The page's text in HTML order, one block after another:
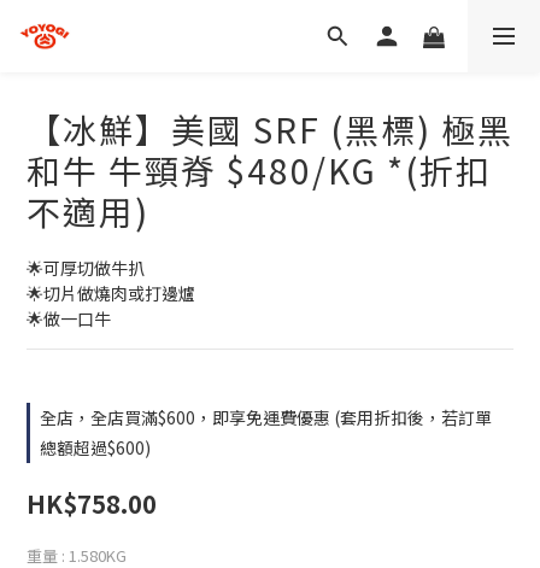
【冰鮮】美國 SRF (黑標) 極黑
和牛 牛頸脊 $480/KG *(折扣
不適用)
🌟可厚切做牛扒
🌟切片做燒肉或打邊爐
🌟做一口牛
全店，全店買滿$600，即享免運費優惠 (套用折扣後，若訂單
總額超過$600)
HK$758.00
重量 : 1.580KG